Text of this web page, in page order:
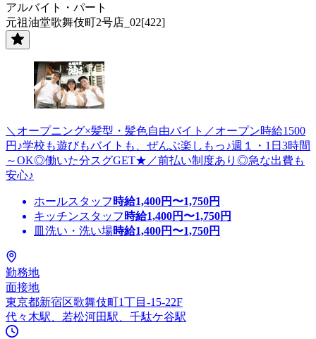
アルバイト・パート
元祖油堂歌舞伎町2号店_02[422]
＼オープニング×髪型・髪色自由バイト／オープン時給1500
円♪学校も遊びもバイトも、ぜんぶ楽しもっ♪週１・1日3時間
～OK◎働いた分スグGET★／前払い制度あり◎急な出費も
安心♪
ホールスタッフ 時給1,400円〜1,750円
キッチンスタッフ 時給1,400円〜1,750円
皿洗い・洗い場時給1,400円〜1,750円
勤務地
面接地
東京都新宿区歌舞伎町1丁目-15-22F
代々木駅、若松河田駅、千駄ケ谷駅